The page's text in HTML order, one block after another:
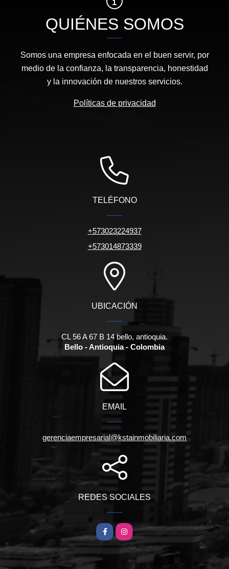
QUIÉNES SOMOS
Somos una empresa enfocada en el buen servir, por
medio de la confianza, la transparencia, honestidad
y la innovación de nuestros servicios.
Políticas de privacidad
TELÉFONO
+573023224937
+573014873339
UBICACIÓN
CL 56 A 67 B 14 bello, antioquia.
Bello - Antioquia - Colombia
EMAIL
gerenciaempresarial@kstainmobiliaria.com
REDES SOCIALES
FacebookInstagram